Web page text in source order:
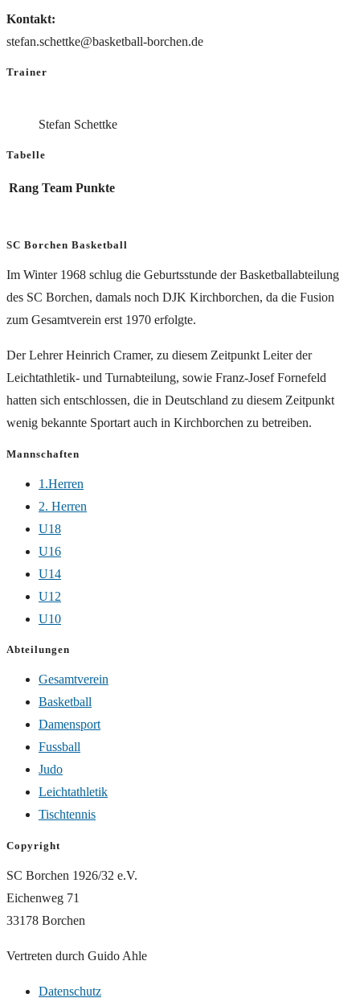
Kontakt:
stefan.schettke@basketball-borchen.de
Trainer
Stefan Schettke
Tabelle
Rang Team Punkte
SC Borchen Basketball
Im Winter 1968 schlug die Geburtsstunde der Basketballabteilung
des SC Borchen, damals noch DJK Kirchborchen, da die Fusion
zum Gesamtverein erst 1970 erfolgte.
Der Lehrer Heinrich Cramer, zu diesem Zeitpunkt Leiter der
Leichtathletik- und Turnabteilung, sowie Franz-Josef Fornefeld
hatten sich entschlossen, die in Deutschland zu diesem Zeitpunkt
wenig bekannte Sportart auch in Kirchborchen zu betreiben.
Mannschaften
1.Herren
2. Herren
U18
U16
U14
U12
U10
Abteilungen
Gesamtverein
Basketball
Damensport
Fussball
Judo
Leichtathletik
Tischtennis
Copyright
SC Borchen 1926/32 e.V.
Eichenweg 71
33178 Borchen
Vertreten durch Guido Ahle
Datenschutz